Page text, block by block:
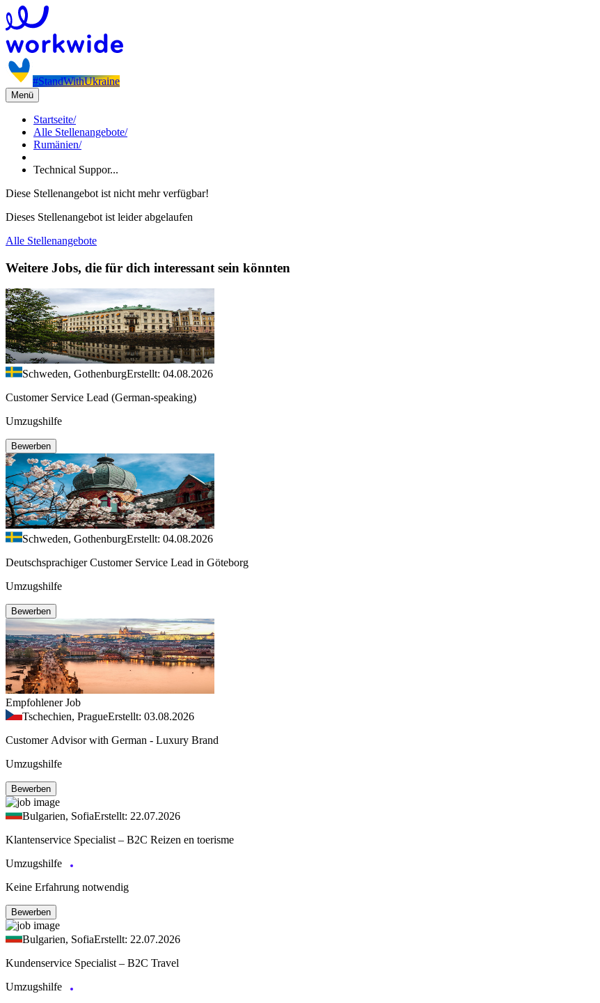
#StandWithUkraine
Menü
Startseite/
Alle Stellenangebote/
Rumänien/
Technical Suppor...
Diese Stellenangebot ist nicht mehr verfügbar!
Dieses Stellenangebot ist leider abgelaufen
Alle Stellenangebote
Weitere Jobs, die für dich interessant sein könnten
Schweden, GothenburgErstellt: 04.08.2026
Customer Service Lead (German-speaking)
Umzugshilfe
Bewerben
Schweden, GothenburgErstellt: 04.08.2026
Deutschsprachiger Customer Service Lead in Göteborg
Umzugshilfe
Bewerben
Empfohlener Job
Tschechien, PragueErstellt: 03.08.2026
Customer Advisor with German - Luxury Brand
Umzugshilfe
Bewerben
Bulgarien, SofiaErstellt: 22.07.2026
Klantenservice Specialist – B2C Reizen en toerisme
Umzugshilfe
Keine Erfahrung notwendig
Bewerben
Bulgarien, SofiaErstellt: 22.07.2026
Kundenservice Specialist – B2C Travel
Umzugshilfe